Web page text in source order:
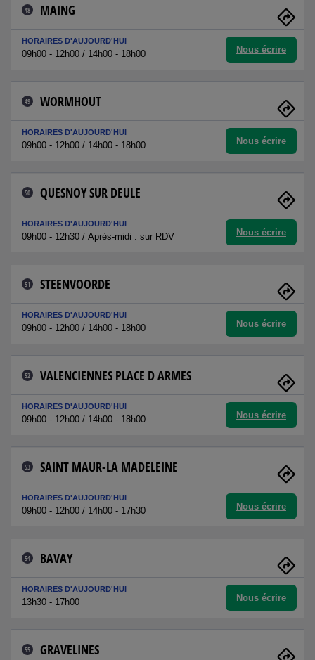
48 MAING
HORAIRES D'AUJOURD'HUI
09h00 - 12h00 / 14h00 - 18h00 Nous écrire
49 WORMHOUT
HORAIRES D'AUJOURD'HUI
09h00 - 12h00 / 14h00 - 18h00 Nous écrire
50 QUESNOY SUR DEULE
HORAIRES D'AUJOURD'HUI
09h00 - 12h30 / Après-midi : sur RDV Nous écrire
51 STEENVOORDE
HORAIRES D'AUJOURD'HUI
09h00 - 12h00 / 14h00 - 18h00 Nous écrire
52 VALENCIENNES PLACE D ARMES
HORAIRES D'AUJOURD'HUI
09h00 - 12h00 / 14h00 - 18h00 Nous écrire
53 SAINT MAUR-LA MADELEINE
HORAIRES D'AUJOURD'HUI
09h00 - 12h00 / 14h00 - 17h30 Nous écrire
54 BAVAY
HORAIRES D'AUJOURD'HUI
13h30 - 17h00 Nous écrire
55 GRAVELINES